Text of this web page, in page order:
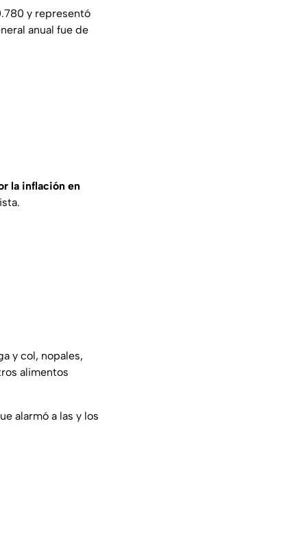
y representó
anual fue de
la inflación en
y col, nopales,
alimentos
alarmó a las y los